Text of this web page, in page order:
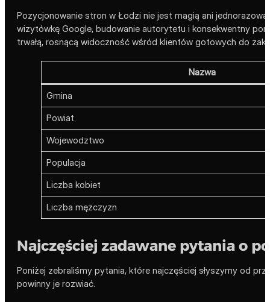
Pozycjonowanie stron w Łodzi nie jest magią ani
wizytówkę Google, budowanie autorytetu i konsekwentny
trwałą, rosnącą widoczność wśród klientów gotowych do
Nazwa
Gmina
Powiat
Wojewodztwo
Populacja
Liczba kobiet
Liczba mężczyzn
Najczęściej zadawane pytania o
Poniżej zebraliśmy pytania, które najczęściej słyszymy od
powinny je rozwiać.